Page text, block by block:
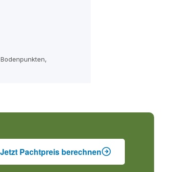
Jetzt Pachtpreis berechnen